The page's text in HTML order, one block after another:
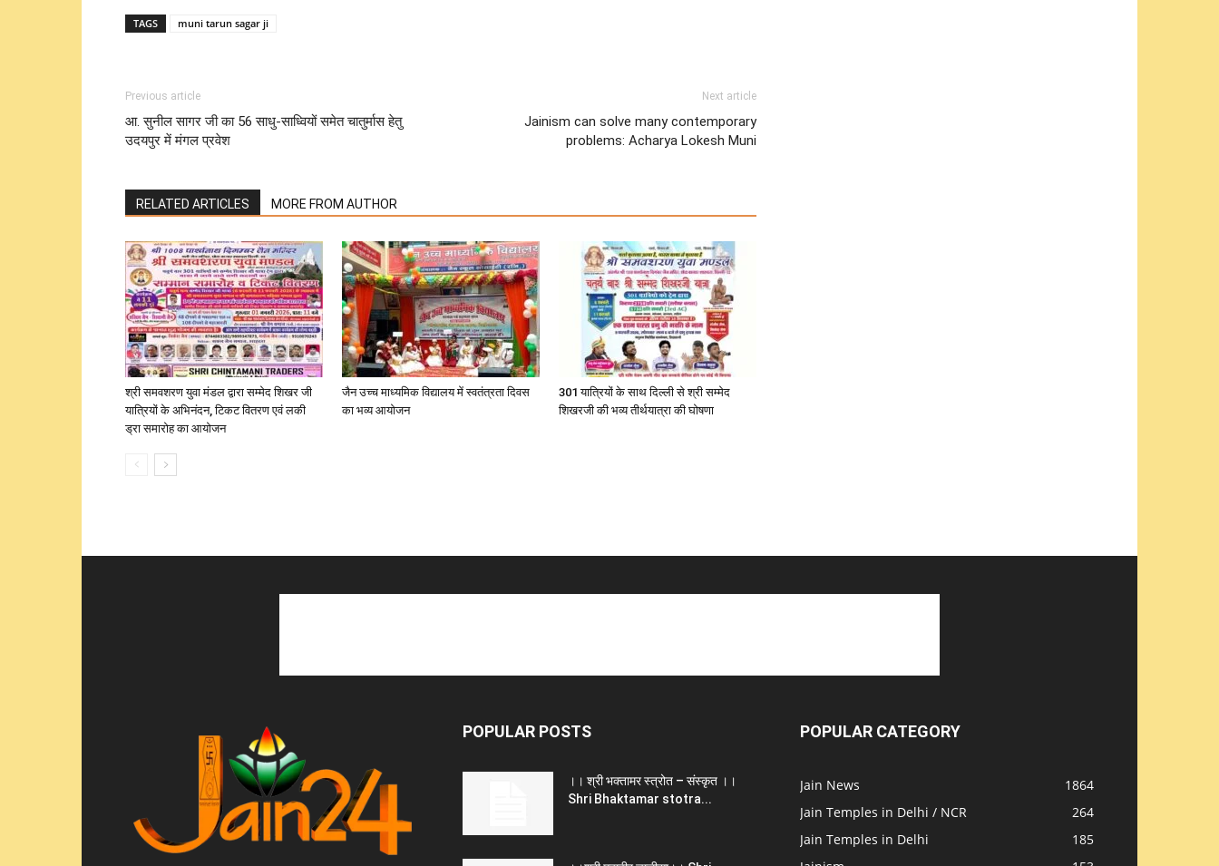
TAGS muni tarun sagar ji
Previous article
आ. सुनील सागर जी का 56 साधु-साध्वियों समेत चातुर्मास हेतु
उदयपुर में मंगल प्रवेश
Next article
Jainism can solve many contemporary
problems: Acharya Lokesh Muni
RELATED ARTICLES MORE FROM AUTHOR
श्री समवशरण युवा मंडल द्वारा सम्मेद शिखर जी
यात्रियों के अभिनंदन, टिकट वितरण एवं लकी
ड्रा समारोह का आयोजन
जैन उच्च माध्यमिक विद्यालय में स्वतंत्रता दिवस
का भव्य आयोजन
301 यात्रियों के साथ दिल्ली से श्री सम्मेद
शिखरजी की भव्य तीर्थयात्रा की घोषणा
POPULAR POSTS
।। श्री भक्तामर स्त्रोत – संस्कृत ।।
Shri Bhaktamar stotra...
POPULAR CATEGORY
Jain News
1864
Jain Temples in Delhi / NCR
264
Jain Temples in Delhi
185